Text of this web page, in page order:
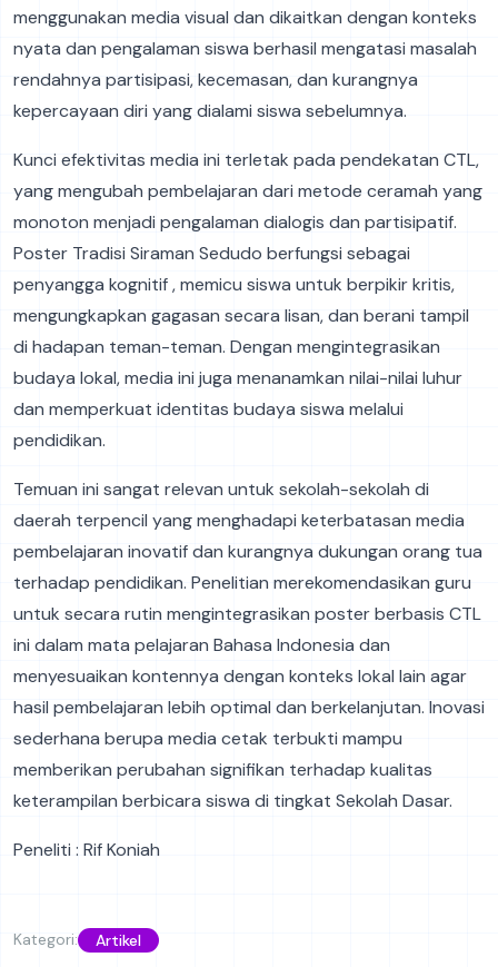
menggunakan media visual dan dikaitkan dengan konteks
nyata dan pengalaman siswa berhasil mengatasi masalah
rendahnya partisipasi, kecemasan, dan kurangnya
kepercayaan diri yang dialami siswa sebelumnya.
Kunci efektivitas media ini terletak pada pendekatan CTL,
yang mengubah pembelajaran dari metode ceramah yang
monoton menjadi pengalaman dialogis dan partisipatif.
Poster Tradisi Siraman Sedudo berfungsi sebagai
penyangga kognitif , memicu siswa untuk berpikir kritis,
mengungkapkan gagasan secara lisan, dan berani tampil
di hadapan teman-teman. Dengan mengintegrasikan
budaya lokal, media ini juga menanamkan nilai-nilai luhur
dan memperkuat identitas budaya siswa melalui
pendidikan.
Temuan ini sangat relevan untuk sekolah-sekolah di
daerah terpencil yang menghadapi keterbatasan media
pembelajaran inovatif dan kurangnya dukungan orang tua
terhadap pendidikan. Penelitian merekomendasikan guru
untuk secara rutin mengintegrasikan poster berbasis CTL
ini dalam mata pelajaran Bahasa Indonesia dan
menyesuaikan kontennya dengan konteks lokal lain agar
hasil pembelajaran lebih optimal dan berkelanjutan. Inovasi
sederhana berupa media cetak terbukti mampu
memberikan perubahan signifikan terhadap kualitas
keterampilan berbicara siswa di tingkat Sekolah Dasar.
Peneliti : Rif Koniah
Kategori: Artikel